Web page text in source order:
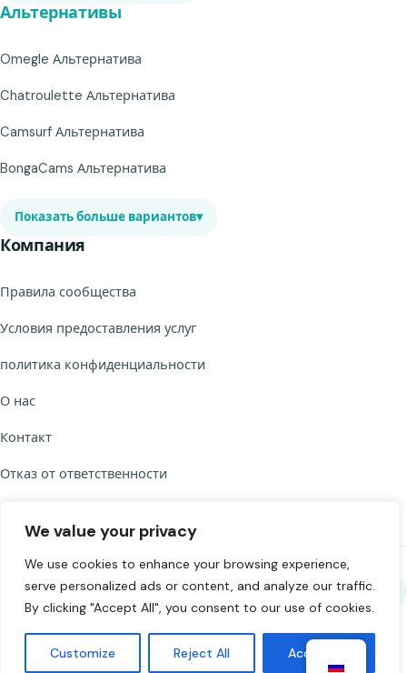
We value your privacy
We use cookies to enhance your browsing experience,
serve personalized ads or content, and analyze our traffic.
By clicking "Accept All", you consent to our use of cookies.
Customize Reject All Accept All
Альтернативы
Omegle Альтернатива
Chatroulette Альтернатива
Camsurf Альтернатива
BongaCams Альтернатива
Показать больше вариантов▾
Компания
Правила сообщества
Условия предоставления услуг
политика конфиденциальности
О нас
Контакт
Отказ от ответственности
Поделитесь Chat to Strangers
©2026Chat to Strangers — Сделано с любовью. Общайтесь
ответственно. 18+.